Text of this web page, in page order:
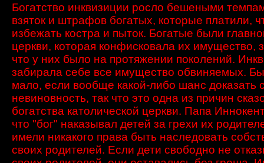
Богатство инквизиции росло бешеными
взяток и штрафов богатых, которые платили,
избежать костра и пыток. Богатые были
церкви, которая конфисковала их имущество,
что у них было на протяжении поколений.
забирала себе все имущество обвиняемых.
мало, если вообще какой-либо шанс доказать
невиновность, так что это одна из причин
богатства католической церкви. Папа
что "бог" наказывал детей за грехи их
имели никакого права быть наследовать
своих родителей. Если дети свободно не